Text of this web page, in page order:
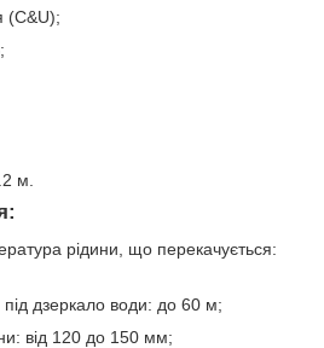
(C&U);
м.
рідини, що перекачується:
дзеркало води: до 60 м;
від 120 до 150 мм;